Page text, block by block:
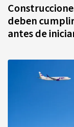
deben
antes de